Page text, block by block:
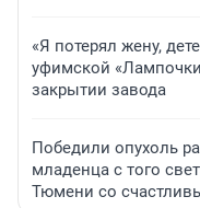
«Я потерял жену,
уфимской
закрытии завода
Победили опухоль
младенца с того
Тюмени со